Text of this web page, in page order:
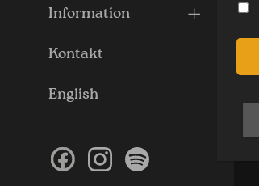
Information
Kontakt
English